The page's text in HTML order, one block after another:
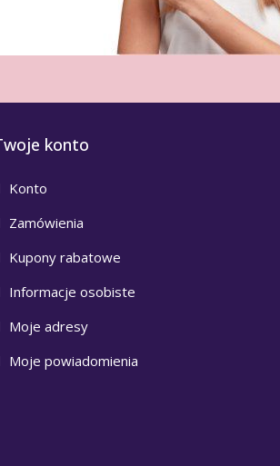
konto
Konto
Zamówienia
Kupony rabatowe
Informacje osobiste
Moje adresy
Moje powiadomienia